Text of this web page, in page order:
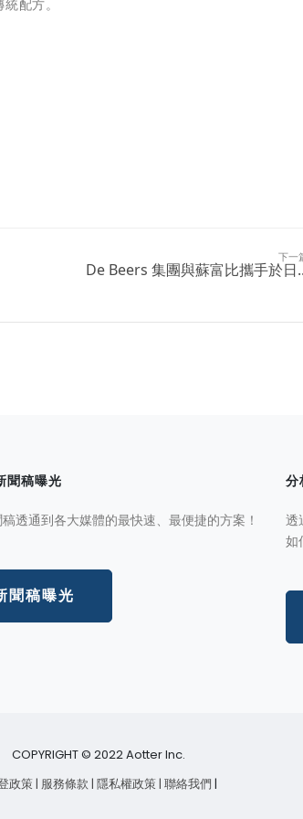
配方。
下一
De Beers 集團與蘇富比攜手於日
聞稿曝光
透通到各大媒體的最快速、最便捷的方案！
聞稿曝光
分
透
如
COPYRIGHT © 2022 Aotter Inc.
政策| 服務條款 | 隱私權政策| 聯絡我們 |